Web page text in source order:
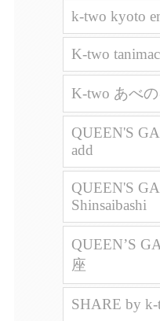
k-two kyoto
K-two
K-two あべ
QUEEN'S
add
QUEEN'S
Shinsaibashi
QUEEN’S
座
SHARE by